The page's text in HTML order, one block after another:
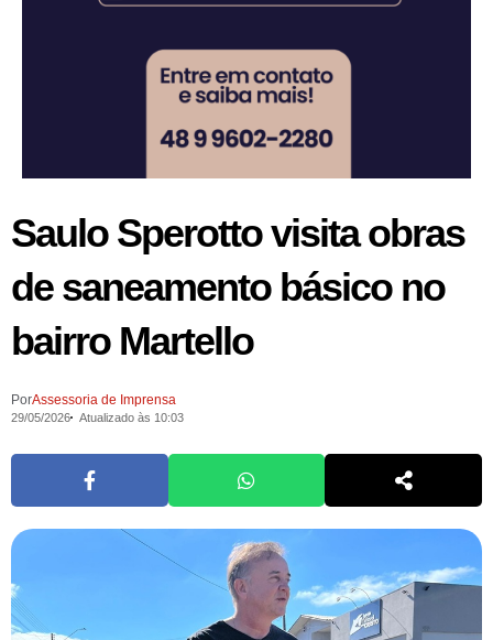
Saulo Sperotto visita obras
de saneamento básico no
bairro Martello
PorAssessoria de Imprensa
29/05/2026 Atualizado às 10:03